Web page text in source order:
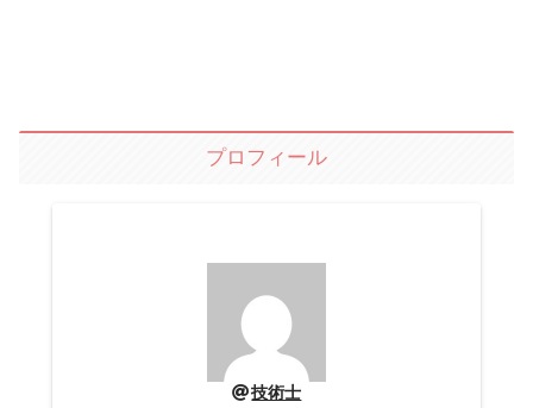
プロフィール
技術士